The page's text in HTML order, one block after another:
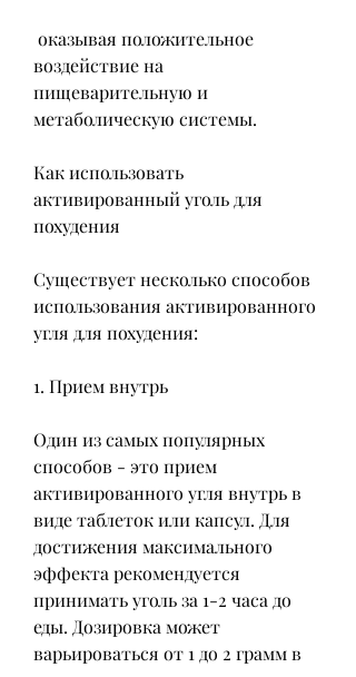
воздействие на
пищеварительную и
метаболическую системы.
Как использовать
активированный уголь для
похудения
Существует несколько способов
использования активированного
угля для похудения:
1. Прием внутрь
Один из самых популярных
способов - это прием
активированного угля внутрь в
виде таблеток или капсул. Для
достижения максимального
эффекта рекомендуется
принимать уголь за 1-2 часа до
еды. Дозировка может
варьироваться от 1 до 2 грамм в